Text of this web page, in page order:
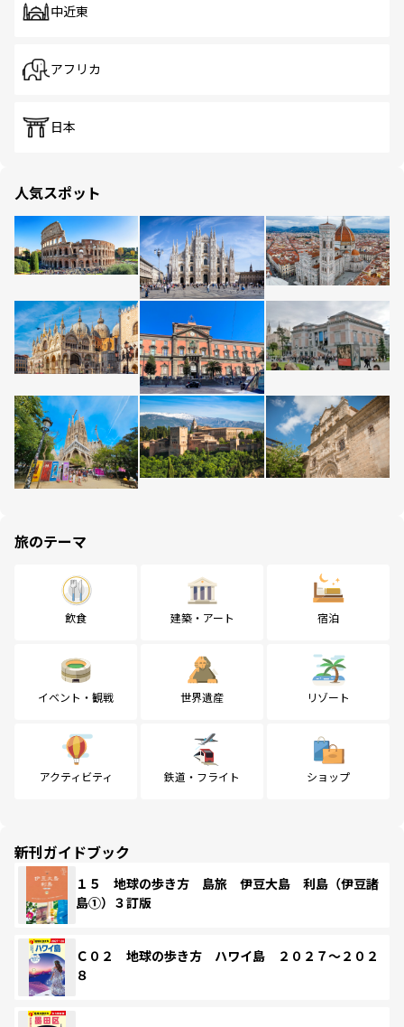
中近東
アフリカ
日本
人気スポット
旅のテーマ
飲食 建築・アート 宿泊
イベント・観戦 世界遺産 リゾート
アクティビティ 鉄道・フライト ショップ
新刊ガイドブック
１５ 地球の歩き方 島旅 伊豆大島 利島（伊豆諸
島①）３訂版
Ｃ０２ 地球の歩き方 ハワイ島 ２０２７～２０２
８